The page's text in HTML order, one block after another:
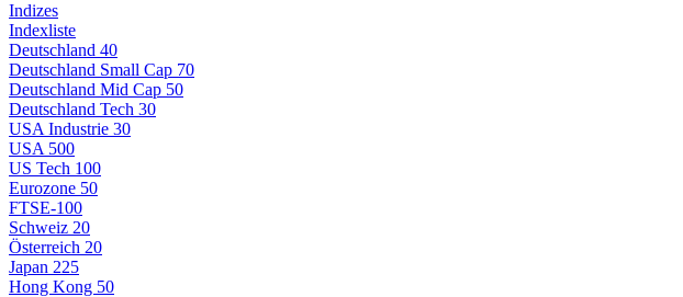
Indizes
Indexliste
Deutschland 40
Deutschland Small Cap 70
Deutschland Mid Cap 50
Deutschland Tech 30
USA Industrie 30
USA 500
US Tech 100
Eurozone 50
FTSE-100
Schweiz 20
Österreich 20
Japan 225
Hong Kong 50